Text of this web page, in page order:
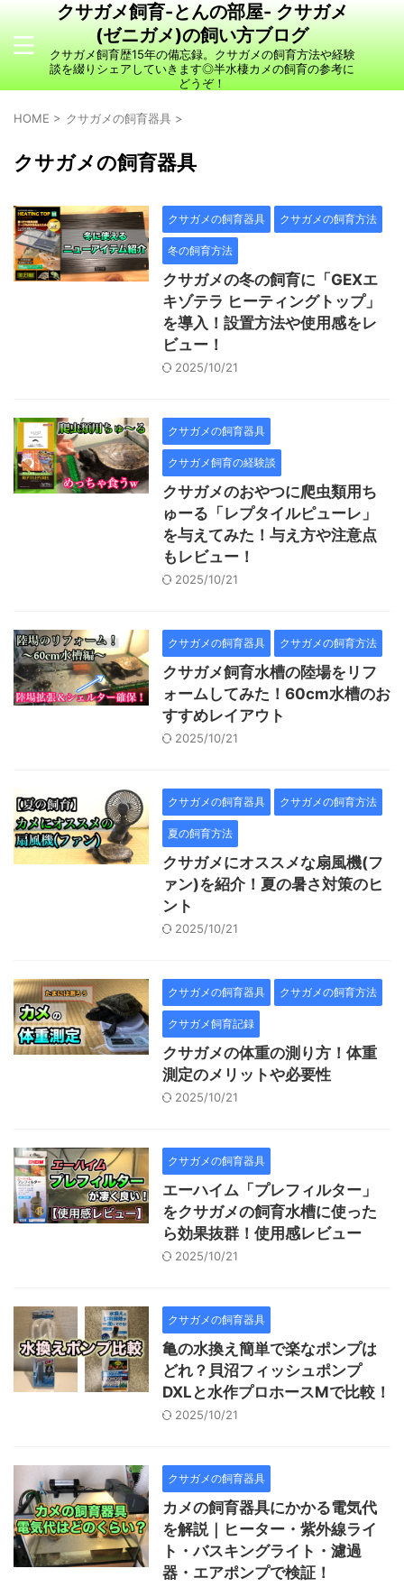
クサガメ飼育-とんの部屋- クサガメ
(ゼニガメ)の飼い方ブログ
クサガメ飼育歴15年の備忘録。クサガメの飼育方法や経験
談を綴りシェアしていきます◎半水棲カメの飼育の参考に
どうぞ！
HOME > クサガメの飼育器具 >
クサガメの飼育器具
クサガメの飼育器具 クサガメの飼育方法
冬の飼育方法
クサガメの冬の飼育に「GEXエ
キゾテラ ヒーティングトップ」
を導入！設置方法や使用感をレ
ビュー！
2025/10/21
クサガメの飼育器具
クサガメ飼育の経験談
クサガメのおやつに爬虫類用ち
ゅーる「レプタイルピューレ」
を与えてみた！与え方や注意点
もレビュー！
2025/10/21
クサガメの飼育器具 クサガメの飼育方法
クサガメ飼育水槽の陸場をリフ
ォームしてみた！60cm水槽のお
すすめレイアウト
2025/10/21
クサガメの飼育器具 クサガメの飼育方法
夏の飼育方法
クサガメにオススメな扇風機(フ
ァン)を紹介！夏の暑さ対策のヒ
ント
2025/10/21
クサガメの飼育器具 クサガメの飼育方法
クサガメ飼育記録
クサガメの体重の測り方！体重
測定のメリットや必要性
2025/10/21
クサガメの飼育器具
エーハイム「プレフィルター」
をクサガメの飼育水槽に使った
ら効果抜群！使用感レビュー
2025/10/21
クサガメの飼育器具
亀の水換え簡単で楽なポンプは
どれ？貝沼フィッシュポンプ
DXLと水作プロホースMで比較！
2025/10/21
クサガメの飼育器具
カメの飼育器具にかかる電気代
を解説｜ヒーター・紫外線ライ
ト・バスキングライト・濾過
器・エアポンプで検証！